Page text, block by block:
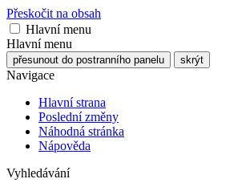
Přeskočit na obsah
Hlavní menu
Hlavní menu
přesunout do postranního panelu skrýt
Navigace
Hlavní strana
Poslední změny
Náhodná stránka
Nápověda
Vyhledávání